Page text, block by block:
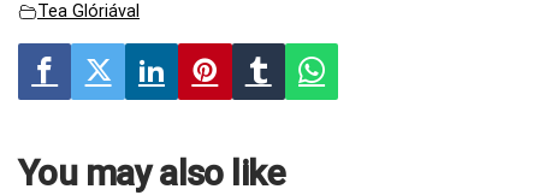
Tea Glóriával
You may also like